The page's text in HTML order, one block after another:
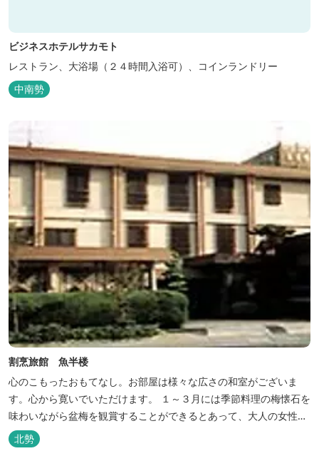
ビジネスホテルサカモト
レストラン、大浴場（２４時間入浴可）、コインランドリー
中南勢
割烹旅館 魚半楼
心のこもったおもてなし。お部屋は様々な広さの和室がございま
す。心から寛いでいただけます。 １～３月には季節料理の梅懐石を
味わいながら盆梅を観賞することができるとあって、大人の女性に
も人気です。
北勢